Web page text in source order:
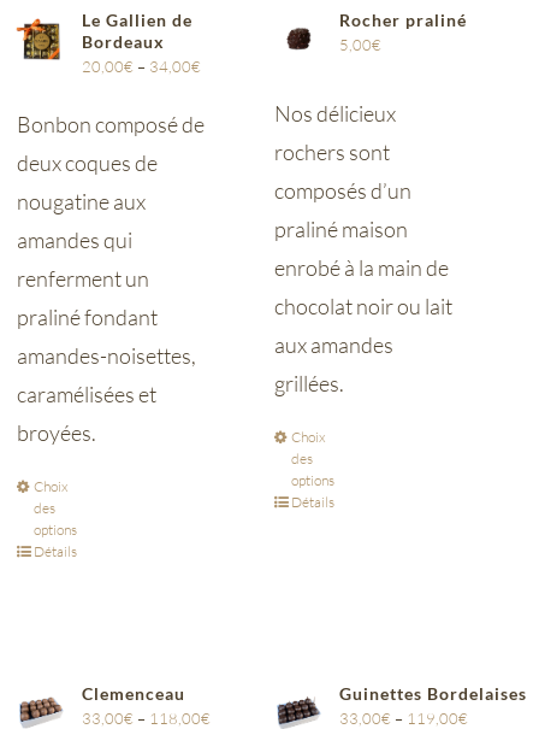
Le Gallien de
Bordeaux
20,00€ – 34,00€
Bonbon composé de
deux coques de
nougatine aux
amandes qui
renferment un
praliné fondant
amandes-noisettes,
caramélisées et
broyées.
Choix
des
options
Détails
Rocher praliné
5,00€
Nos délicieux
rochers sont
composés d’un
praliné maison
enrobé à la main de
chocolat noir ou lait
aux amandes
grillées.
Choix
des
options
Détails
Clemenceau
33,00€ – 118,00€
Guinettes Bordelaises
33,00€ – 119,00€